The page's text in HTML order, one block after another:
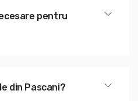
pentru
din Pascani?